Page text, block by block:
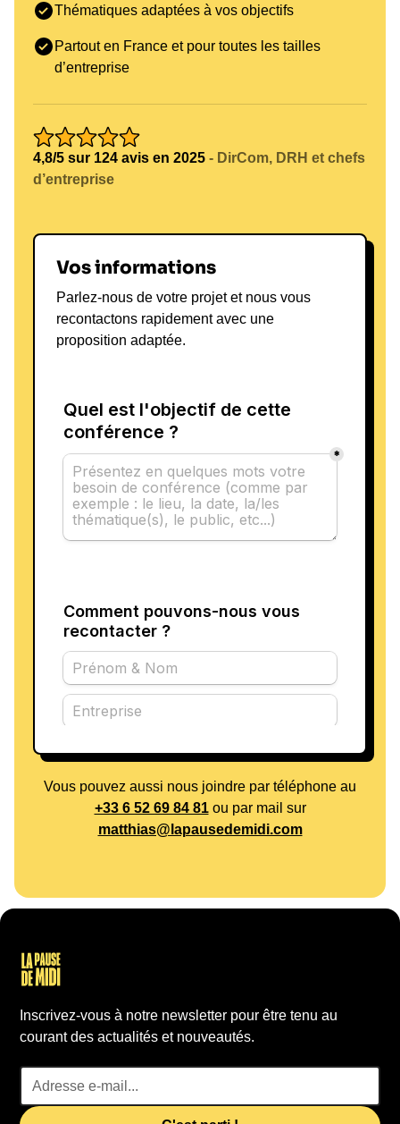
Thématiques adaptées à vos objectifs
Partout en France et pour toutes les tailles
d’entreprise
4,8/5 sur 124 avis en 2025 - DirCom, DRH et chefs
d’entreprise
Vos informations
Parlez-nous de votre projet et nous vous
recontactons rapidement avec une
proposition adaptée.
Vous pouvez aussi nous joindre par téléphone au
+33 6 52 69 84 81ou par mail sur
matthias@lapausedemidi.com
Inscrivez-vous à notre newsletter pour être tenu au
courant des actualités et nouveautés.